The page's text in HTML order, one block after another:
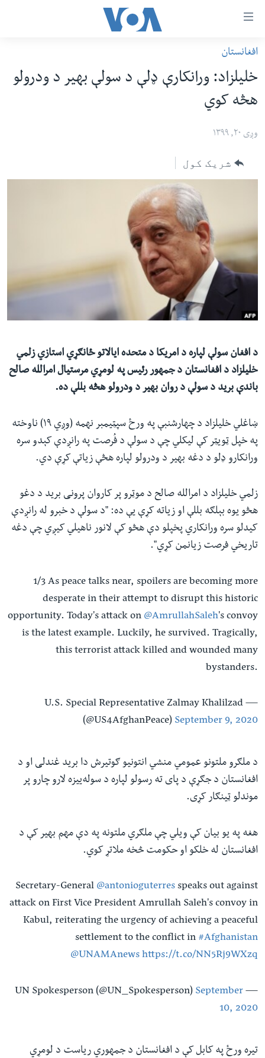
رسي
وړ
اتصالات
متن
لارښود
ته
لاړ
شئ
ځای
شئ
افغانستان
سیمه
امریکا
ښځې او نجونې
د بیان ازادي
روغتیا
سرمقاله
له مونږ سره په تماس کې پاتې شئ
ژبې
افغانستان
خلیلزاد: ورانکارې ډلې د سولې بهیر د ودرولو
هڅه کوي
وږی ۲۰, ۱۳۹۹
شریک کول
د افغان سولې لپاره د امریکا د متحده ایالاتو ځانګړي استازي زلمي
خلیلزاد د افغانستان د جمهور رئيس په لومړي مرستیال امرالله صالح
باندې برید د سولې د روان بهیر د ودرولو هڅه بللې ده.
ښاغلي خلیلزاد د چهارشنبې په ورځ سپټیمبر نهمه (وږي ۱۹) ناوخته
په خپل ټویټر کې لیکلي چې د سولې د فُرصت په رانږدې کېدو سره
ورانکارو ډلو د دغه بهیر د ودرولو لپاره هڅې زیاتې کړې دي.
زلمي خلیلزاد د امرالله صالح د موټرو پر کاروان پرونی برید د دغو
هڅو یوه بېلګه بللې او زیاته کړې یې ده: "د سولې د خبرو له رانږدې
کیدلو سره ورانکاري پخپلو دې هڅو کې لانور ناهیلي کیږي چې دغه
تاریخي فرصت زیانمن کړي".
1/3 As peace talks near, spoilers are becoming more
desperate in their attempt to disrupt this historic
opportunity. Today's attack on @AmrullahSaleh's convoy
is the latest example. Luckily, he survived. Tragically,
this terrorist attack killed and wounded many
bystanders.
— U.S. Special Representative Zalmay Khalilzad
(@US4AfghanPeace) September 9, 2020
د ملګرو ملتونو عمومي منشي انتونیو ګوتیرش دا برید غندلی او د
افغانستان د جګړې د پای ته رسولو لپاره د سوله‌ییزه لارو چارو پر
موندلو ټینګار کړی.
هغه په یو بیان کې ویلي چې ملګري ملتونه په دې مهم بهیر کې د
افغانستان له خلکو او حکومت څخه ملاتړ کوي.
Secretary-General @antonioguterresspeaks out against
attack on First Vice President Amrullah Saleh's convoy in
Kabul, reiterating the urgency of achieving a peaceful
settlement to the conflict in #Afghanistan
@UNAMAnewshttps://t.co/NN5Rj9WXzq
— UN Spokesperson (@UN_Spokesperson)
September
10, 2020
تیره ورځ په کابل کې د افغانستان د جمهوري ریاست د لومړي